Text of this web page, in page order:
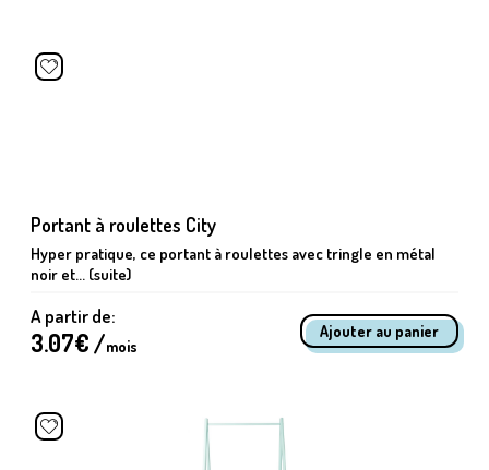
Portant à roulettes City
Hyper pratique, ce portant à roulettes avec tringle en métal
noir et... (suite)
A partir de:
3.07€ /mois